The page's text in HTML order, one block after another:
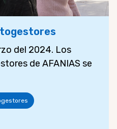
del 2024. Los
de AFANIAS se